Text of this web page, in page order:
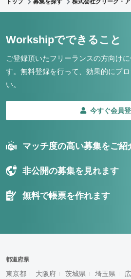
トップ 募集を探す 株式会社クリーク・
Workshipでできること
ご登録頂いたフリーランスの方向け
す。 無料登録を行って、効果的にプ
い。
今すぐ会員
マッチ度の高い募集をご紹
非公開の募集を見れます
無料で帳票を作れます
都道府県
東京都 大阪府 茨城県 埼玉県